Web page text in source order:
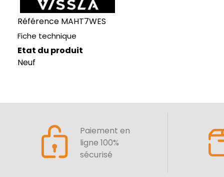
Référence MAHT7WES
Fiche technique
Etat du produit
Neuf
Paiement en
ligne 100%
sécurisé